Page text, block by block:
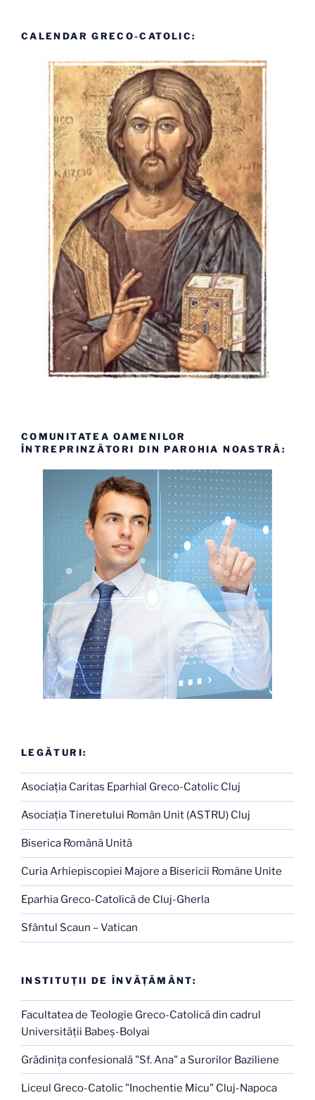
CALENDAR GRECO-CATOLIC:
COMUNITATEA OAMENILOR
ÎNTREPRINZĂTORI DIN PAROHIA NOASTRĂ:
LEGĂTURI:
Asociaţia Caritas Eparhial Greco-Catolic Cluj
Asociaţia Tineretului Român Unit (ASTRU) Cluj
Biserica Română Unită
Curia Arhiepiscopiei Majore a Bisericii Române Unite
Eparhia Greco-Catolică de Cluj-Gherla
Sfântul Scaun – Vatican
INSTITUŢII DE ÎNVĂŢĂMÂNT:
Facultatea de Teologie Greco-Catolică din cadrul
Universităţii Babeş-Bolyai
Grădiniţa confesională "Sf. Ana" a Surorilor Baziliene
Liceul Greco-Catolic "Inochentie Micu" Cluj-Napoca